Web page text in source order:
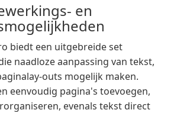
en
biedt een uitgebreide set
naadloze aanpassing van tekst,
outs mogelijk maken.
eenvoudig pagina's toevoegen,
evenals tekst direct